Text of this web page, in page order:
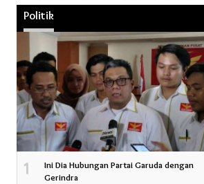
Politik
1
Ini Dia Hubungan Partai Garuda dengan
Gerindra